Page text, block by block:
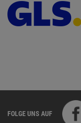
FOLGE UNS AUF